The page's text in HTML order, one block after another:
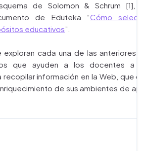
de Solomon & Schrum [1],
de Eduteka “Cómo
educativos”.
exploran cada una de las anteriores
que ayuden a los docentes a
recopilar información en la Web, que
de sus ambientes de